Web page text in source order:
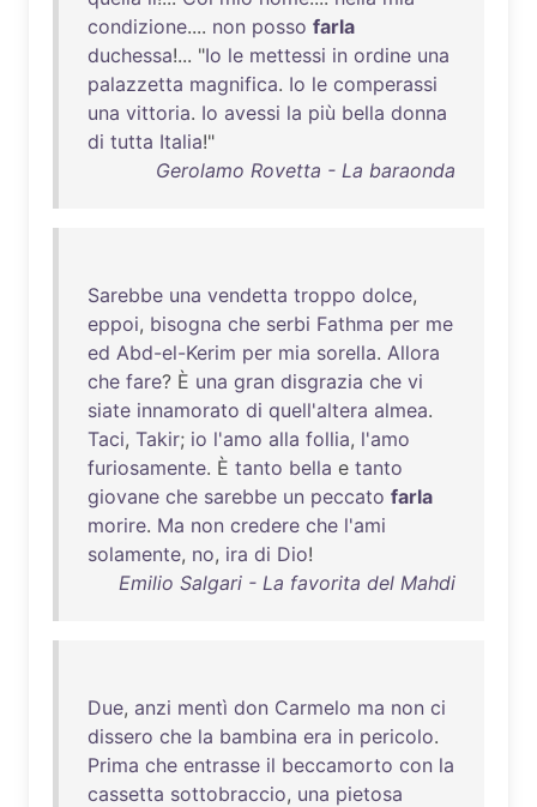
condizione.... non posso farla
duchessa!... "Io le mettessi in ordine una
palazzetta magnifica. Io le comperassi
una vittoria. Io avessi la più bella donna
di tutta Italia!"
Gerolamo Rovetta - La baraonda
Sarebbe una vendetta troppo dolce,
eppoi, bisogna che serbi Fathma per me
ed Abd-el-Kerim per mia sorella. Allora
che fare? È una gran disgrazia che vi
siate innamorato di quell'altera almea.
Taci, Takir; io l'amo alla follia, l'amo
furiosamente. È tanto bella e tanto
giovane che sarebbe un peccato farla
morire. Ma non credere che l'ami
solamente, no, ira di Dio!
Emilio Salgari - La favorita del Mahdi
Due, anzi mentì don Carmelo ma non ci
dissero che la bambina era in pericolo.
Prima che entrasse il beccamorto con la
cassetta sottobraccio, una pietosa